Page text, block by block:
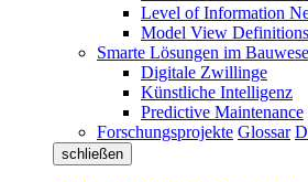
Level of Information
Model View Definitions
Smarte Lösungen im
Digitale Zwillinge
Künstliche Intelligenz
Predictive Maintenance
Forschungsprojekte Glossar
schließen